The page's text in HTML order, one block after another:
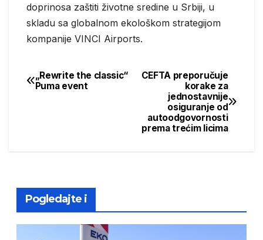
doprinosa zaštiti životne sredine u Srbiji, u
skladu sa globalnom ekološkom strategijom
kompanije VINCI Airports.
Post
CEFTA preporučuje
korake za
jednostavnije
osiguranje od
autoodgovornosti
prema trećim licima
„Rewrite the classic“
Puma event
Pogledajte i